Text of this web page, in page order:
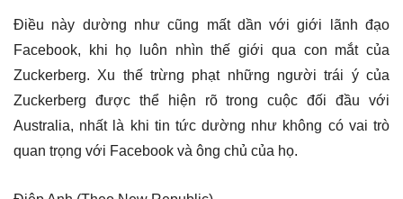
Điều này dường như cũng mất dần với giới lãnh đạo
Facebook, khi họ luôn nhìn thế giới qua con mắt của
Zuckerberg. Xu thế trừng phạt những người trái ý của
Zuckerberg được thể hiện rõ trong cuộc đối đầu với
Australia, nhất là khi tin tức dường như không có vai trò
quan trọng với Facebook và ông chủ của họ.